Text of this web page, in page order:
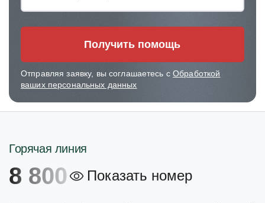
Получить помощь
Отправляя заявку, вы соглашаетесь сОбработкой
ваших персональных данных
Горячая линия
8 800 Показать номер